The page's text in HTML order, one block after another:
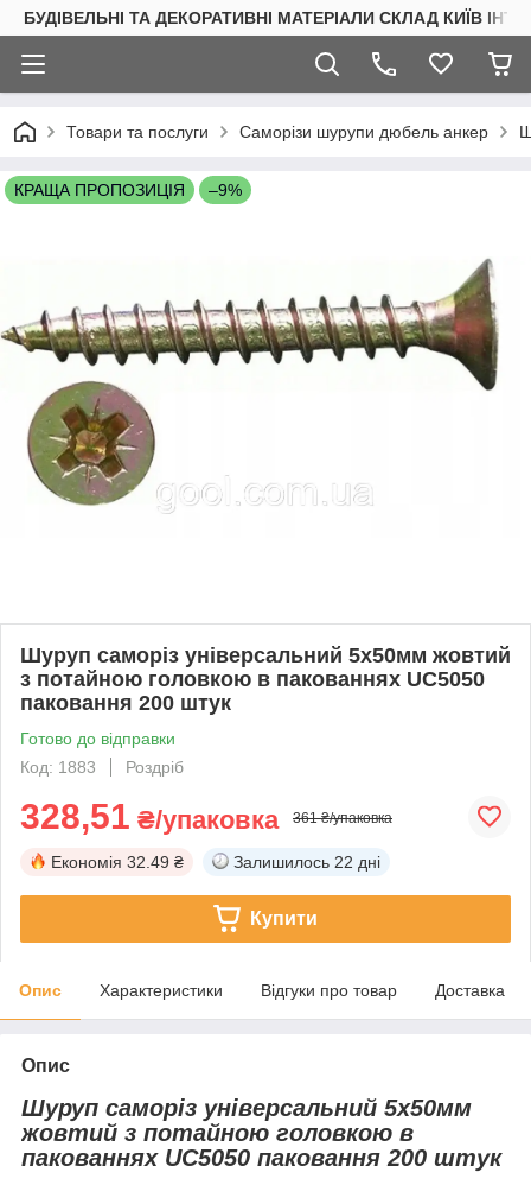
БУДІВЕЛЬНІ ТА ДЕКОРАТИВНІ МАТЕРІАЛИ СКЛАД КИЇВ
Товари та послуги Саморізи шурупи дюбель анкер
КРАЩА ПРОПОЗИЦІЯ –9%
Шуруп саморіз універсальний 5х50мм жовтий
з потайною головкою в пакованнях UC5050
паковання 200 штук
Готово до відправки
Код: 1883
Роздріб
328,51 ₴/упаковка 361 ₴/упаковка
Економія 32.49 ₴ Залишилось 22 дні
Купити
Опис Характеристики Відгуки про товар Доставка
Опис
Шуруп саморіз універсальний 5х50мм
жовтий з потайною головкою в
пакованнях UC5050 паковання 200 штук